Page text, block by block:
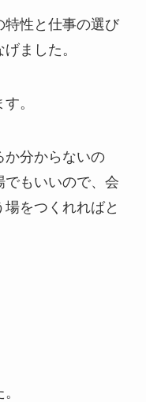
特性と仕事の選び
ました。
。
か分からないの
でもいいので、会
をつくれればと